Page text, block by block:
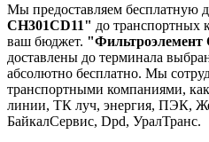
Мы предоставляем бесплатную
CH301CD11" до транспортных
ваш бюджет. "Фильтроэлемент
доставлены до терминала
абсолютно бесплатно. Мы
транспортными компаниями,
линии, ТК луч, энергия, ПЭК,
БайкалСервис, Dpd, УралТранс.